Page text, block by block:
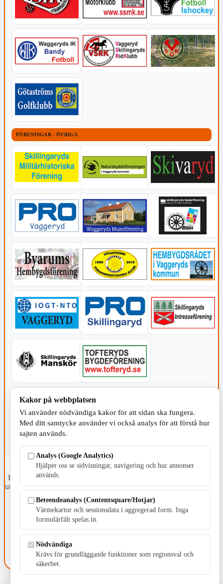
FÖRENINGAR - ÖVRIGA
KOMMUNEN
Fristående webbtidningsföretag grundat 1991 som sedan 2002 ger
ut tidningen Skillingaryd.nu och 2010 lanserades Värnamo.nu. Från
april 2026 omfattar Skillingaryd.nu tre kommuner: Gnosjö,
Värnamo och Vaggeryds kommun.
Kontakta oss
E-post: redaktionen@skillingaryd.nu
Postadress: Gisslaköp 1, 568 92 Skillingaryd
Kakinställningar
Kakor på webbplatsen
Vi använder nödvändiga kakor för att sidan ska fungera.
Med ditt samtycke använder vi också analys för att förstå hur
sajten används.
Analys (Google Analytics)
Hjälper oss se sidvisningar, navigering och hur annonser
används.
Beteendeanalys (Contentsquare/Hotjar)
Värmekartor och sessionsdata i aggregerad form. Inga
formulärfält spelas in.
Nödvändiga
Krävs för grundläggande funktioner som regionsval och
säkerhet.